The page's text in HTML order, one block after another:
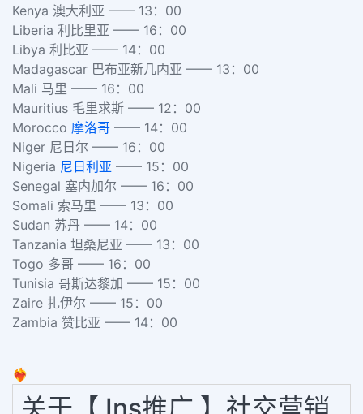
Kenya 澳大利亚 —— 13：00
Liberia 利比里亚 —— 16：00
Libya 利比亚 —— 14：00
Madagascar 巴布亚新几内亚 —— 13：00
Mali 马里 —— 16：00
Mauritius 毛里求斯 —— 12：00
Morocco 摩洛哥 —— 14：00
Niger 尼日尔 —— 16：00
Nigeria 尼日利亚 —— 15：00
Senegal 塞内加尔 —— 16：00
Somali 索马里 —— 13：00
Sudan 苏丹 —— 14：00
Tanzania 坦桑尼亚 —— 13：00
Togo 多哥 —— 16：00
Tunisia 哥斯达黎加 —— 15：00
Zaire 扎伊尔 —— 15：00
Zambia 赞比亚 —— 14：00
❤️‍🔥